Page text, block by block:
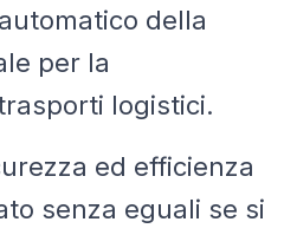
della
per la
logistici.
ed efficienza
senza eguali se si